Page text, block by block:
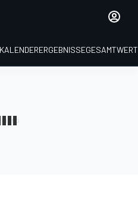
KALENDERERGEBNISSE